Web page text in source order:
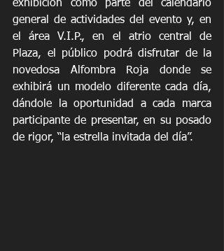
exhibición como parte del calendario
general de actividades del evento y, en
el área V.I.P., en el atrio central de
Plaza, el público podrá disfrutar de la
novedosa Alfombra Roja donde se
exhibirá un modelo diferente cada día,
dándole la oportunidad a cada marca
participante de presentar, en su posado
de rigor, “la estrella invitada del día”.